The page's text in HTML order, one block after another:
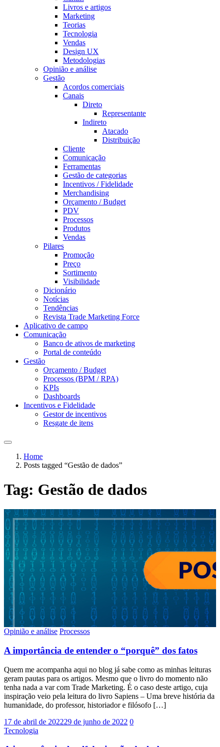
Livros e artigos
Marketing
Teorias
Tecnologia
Vendas
Design UX
Metodologias
Opinião e análise
Gestão
Acordos comerciais
Canais
Direto
Representante
Indireto
Atacado
Distribuição
Cliente
Comunicação
Ferramentas
Gestão de categorias
Incentivos / Fidelidade
Merchandising
Orçamento / Budget
PDV
Processos
Produtos
Vendas
Pilares
Promoção
Preço
Sortimento
Visibilidade
Dicionário
Notícias
Tendências
Revista Trade Marketing Force
Aplicativo de campo
Comunicação
Banco de ativos de marketing
Portal de conteúdo
Gestão
Orçamento / Budget
Processos (BPM / RPA)
KPIs
Dashboards
Incentivos e Fidelidade
Gestor de incentivos
Resgate de itens
Home
Posts tagged “Gestão de dados”
Tag: Gestão de dados
Opinião e análise Processos
A importância de entender o “porquê” dos fatos
Quem me acompanha aqui no blog já sabe como as minhas leituras
geram pautas para os artigos. Mesmo que o livro do momento não
tenha nada a var com Trade Marketing. É o caso deste artigo, cuja
inspiração veio pela leitura do livro Sapiens – Uma breve história da
humanidade, do professor, historiador e filósofo […]
17 de abril de 202229 de junho de 2022 0
Tecnologia